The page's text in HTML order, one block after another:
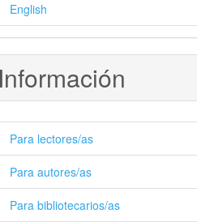
English
Para lectores/as
Para autores/as
Para bibliotecarios/as